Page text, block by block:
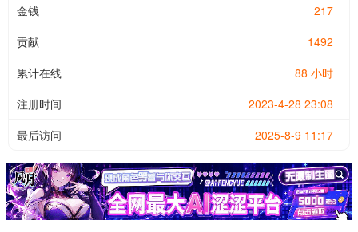
217
金钱
1492
贡献
88 小时
累计在线
2023-4-28 23:08
注册时间
2025-8-9 11:17
最后访问